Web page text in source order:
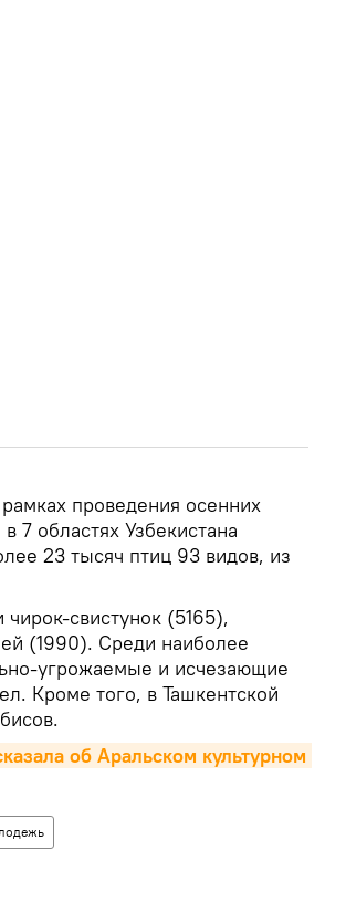
проведения осенних
7 областях Узбекистана
23 тысяч птиц 93 видов, из
свистунок (5165),
(1990). Среди наиболее
угрожаемые и исчезающие
Кроме того, в Ташкентской
об Аральском культурном